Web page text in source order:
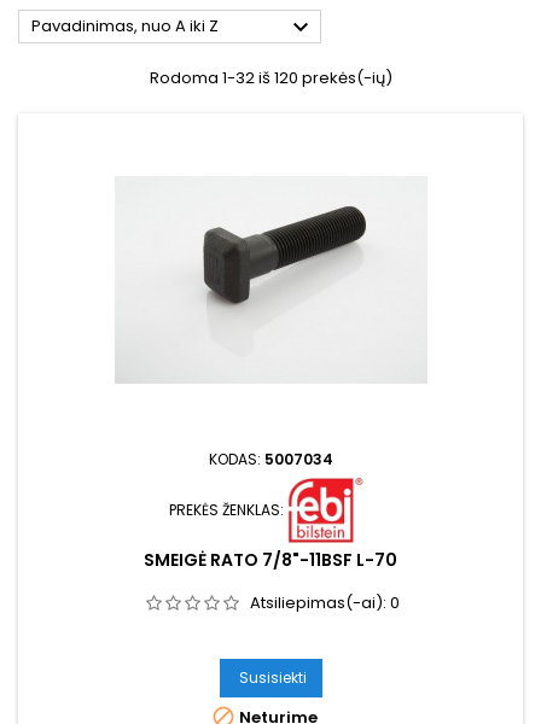
Pavadinimas, nuo A iki Z 
Rodoma 1-32 iš 120 prekės(-ių)
KODAS: 5007034
PREKĖS ŽENKLAS:
SMEIGĖ RATO 7/8"-11BSF L-70
Atsiliepimas(-ai): 0
Susisiekti
 Neturime